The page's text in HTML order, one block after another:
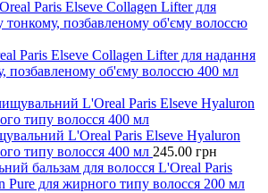
Paris Elseve Collagen Lifter для надання
позбавленому об'єму волоссю 400 мл
L'Oreal Paris Elseve Hyaluron
типу волосся 400 мл 245.00 грн